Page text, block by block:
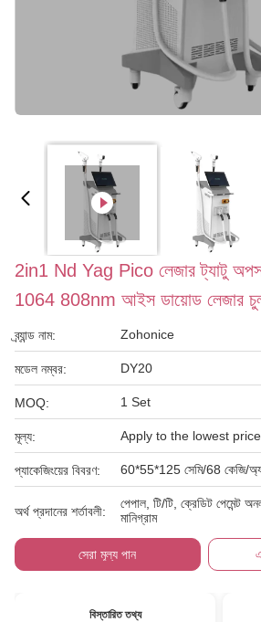
2in1 Nd Yag Pico লেজার ট্যাটু
1064 808nm আইস ডায়োড লেজার চুল
ব্র্যান্ড নাম: Zohonice
মডেল নম্বর: DY20
MOQ: 1 Set
মূল্য: Apply to the lowest
প্যাকেজিংয়ের বিবরণ: 60*55*125 সেমি/68 কেজি/
অর্থ প্রদানের শর্তাবলী:
পেপাল, টি/টি, ক্রেডিট পেমেন্ট
মানিগ্রাম
সেরা মূল্য পান
বিস্তারিত তথ্য